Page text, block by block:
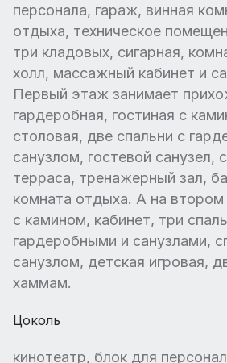
персонала, гараж, винная
отдыха, техническое
три кладовых, сигарная,
холл, массажный кабинет и
Первый этаж занимает
гардеробная, гостиная с
столовая, две спальни с
санузлом, гостевой санузел,
терраса, тренажерный зал,
комната отдыха. А на втором
с камином, кабинет, три
гардеробными и санузлами,
санузлом, детская игровая,
хаммам.
Цоколь
кинотеатр, блок для